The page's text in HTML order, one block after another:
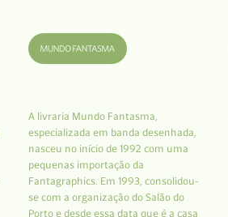
A livraria Mundo Fantasma,
especializada em banda desenhada,
nasceu no início de 1992 com uma
pequenas importação da
Fantagraphics. Em 1993, consolidou-
se com a organização do Salão do
Porto e desde essa data que é a casa